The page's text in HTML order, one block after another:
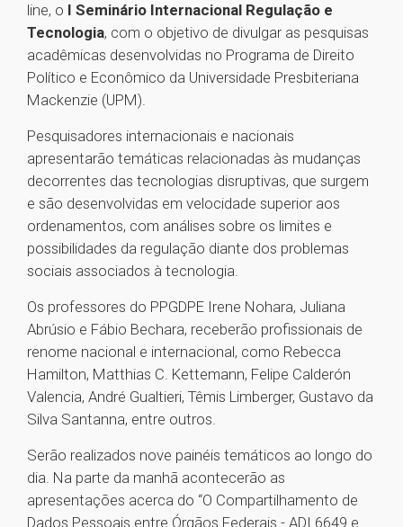
line, o I Seminário Internacional Regulação e
Tecnologia, com o objetivo de divulgar as pesquisas
acadêmicas desenvolvidas no Programa de Direito
Político e Econômico da Universidade Presbiteriana
Mackenzie (UPM).
Pesquisadores internacionais e nacionais
apresentarão temáticas relacionadas às mudanças
decorrentes das tecnologias disruptivas, que surgem
e são desenvolvidas em velocidade superior aos
ordenamentos, com análises sobre os limites e
possibilidades da regulação diante dos problemas
sociais associados à tecnologia.
Os professores do PPGDPE Irene Nohara, Juliana
Abrúsio e Fábio Bechara, receberão profissionais de
renome nacional e internacional, como Rebecca
Hamilton, Matthias C. Kettemann, Felipe Calderón
Valencia, André Gualtieri, Têmis Limberger, Gustavo da
Silva Santanna, entre outros.
Serão realizados nove painéis temáticos ao longo do
dia. Na parte da manhã acontecerão as
apresentações acerca do “O Compartilhamento de
Dados Pessoais entre Órgãos Federais - ADI 6649 e